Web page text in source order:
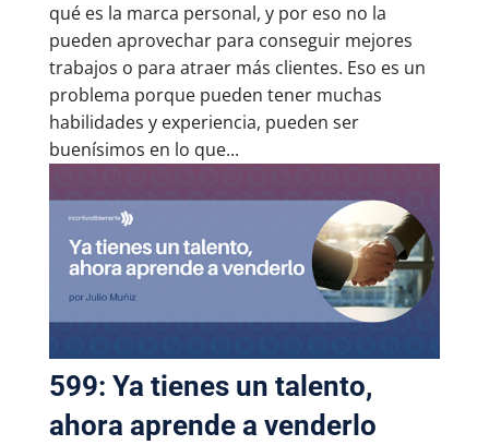
qué es la marca personal, y por eso no la
pueden aprovechar para conseguir mejores
trabajos o para atraer más clientes. Eso es un
problema porque pueden tener muchas
habilidades y experiencia, pueden ser
buenísimos en lo que...
599: Ya tienes un talento,
ahora aprende a venderlo